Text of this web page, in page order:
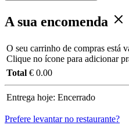
A sua encomenda
O seu carrinho de compras está
Clique no ícone para adicionar
Total € 0.00
Entrega hoje: Encerrado
Prefere levantar no restaurante?